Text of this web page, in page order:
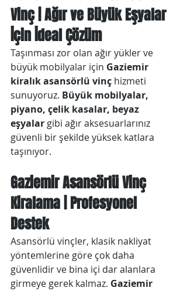
Vinç | Ağır ve Büyük Eşyalar
İçin İdeal Çözüm
Taşınması zor olan ağır yükler ve
büyük mobilyalar için Gaziemir
kiralık asansörlü vinç hizmeti
sunuyoruz. Büyük mobilyalar,
piyano, çelik kasalar, beyaz
eşyalar gibi ağır aksesuarlarınız
güvenli bir şekilde yüksek katlara
taşınıyor.
Gaziemir Asansörlü Vinç
Kiralama | Profesyonel
Destek
Asansörlü vinçler, klasik nakliyat
yöntemlerine göre çok daha
güvenlidir ve bina içi dar alanlara
girmeye gerek kalmaz. Gaziemir